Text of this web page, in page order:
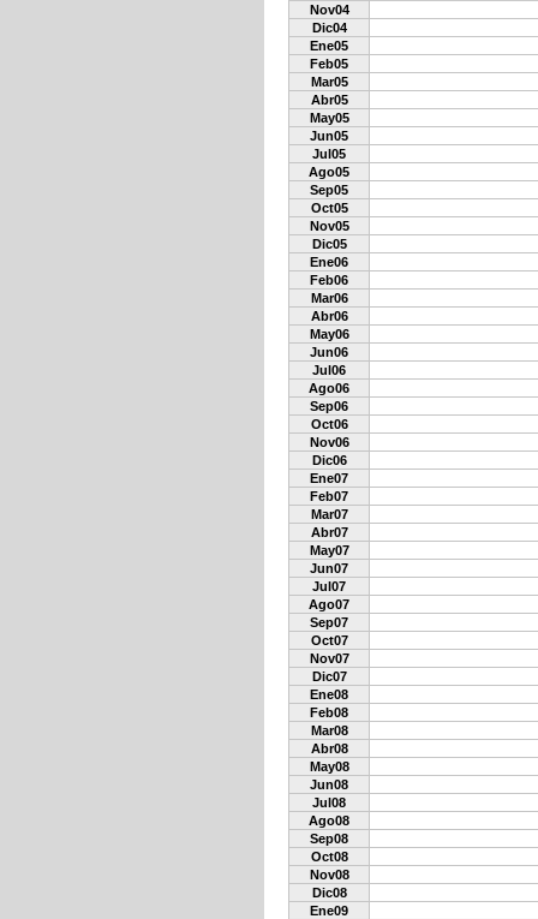
Nov04
Dic04
Ene05
Feb05
Mar05
Abr05
May05
Jun05
Jul05
Ago05
Sep05
Oct05
Nov05
Dic05
Ene06
Feb06
Mar06
Abr06
May06
Jun06
Jul06
Ago06
Sep06
Oct06
Nov06
Dic06
Ene07
Feb07
Mar07
Abr07
May07
Jun07
Jul07
Ago07
Sep07
Oct07
Nov07
Dic07
Ene08
Feb08
Mar08
Abr08
May08
Jun08
Jul08
Ago08
Sep08
Oct08
Nov08
Dic08
Ene09